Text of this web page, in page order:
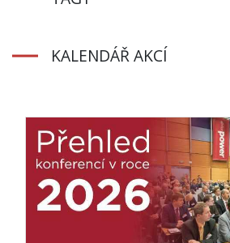
KALENDÁŘ AKCÍ